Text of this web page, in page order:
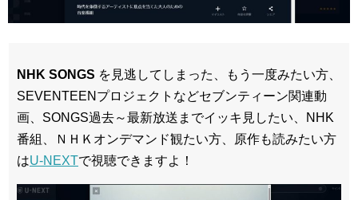
NHK SONGS を見逃してしまった、もう一度みたい方、
SEVENTEENプロジェクトなどセブンティーン関連動
画、SONGS過去～最新放送までイッキ見したい、NHK
番組、ＮＨＫオンデマンド観たい方、原作も読みたい方
はU-NEXTで視聴できますよ！